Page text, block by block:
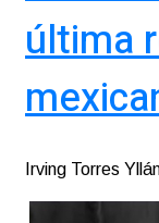
última
Irving Torres